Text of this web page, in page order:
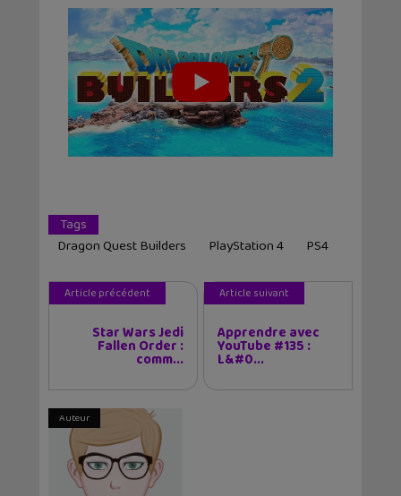
Tags
Dragon Quest Builders
PlayStation 4 PS4
Article précédent
Star Wars Jedi
Fallen Order :
comm...
Article suivant
Apprendre avec
YouTube #135 :
L&#0...
Auteur